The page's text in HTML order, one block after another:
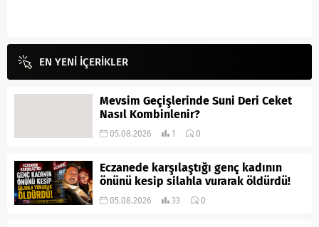
EN YENİ İÇERİKLER
Mevsim Geçişlerinde Suni Deri Ceket
Nasıl Kombinlenir?
05.08.2026 1 0
Eczanede karşılaştığı genç kadının
önünü kesip silahla vurarak öldürdü!
05.08.2026 33 0